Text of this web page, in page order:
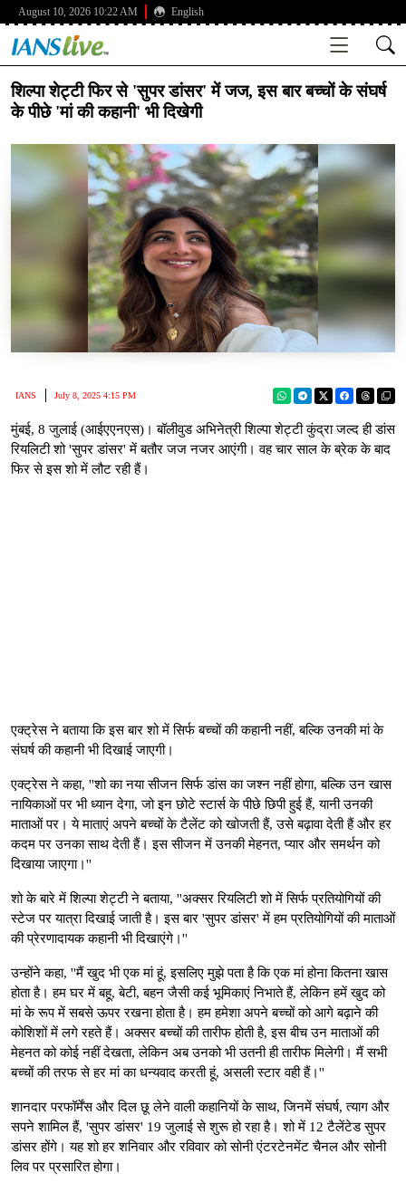
August 10, 2026 10:22 AM English
शिल्पा शेट्टी फिर से 'सुपर डांसर' में जज, इस बार बच्चों के संघर्ष
के पीछे 'मां की कहानी' भी दिखेगी
IANS July 8, 2025 4:15 PM
मुंबई, 8 जुलाई (आईएएनएस)। बॉलीवुड अभिनेत्री शिल्पा शेट्टी कुंद्रा जल्द ही डांस
रियलिटी शो 'सुपर डांसर' में बतौर जज नजर आएंगी। वह चार साल के ब्रेक के बाद
फिर से इस शो में लौट रही हैं।
एक्ट्रेस ने बताया कि इस बार शो में सिर्फ बच्चों की कहानी नहीं, बल्कि उनकी मां के
संघर्ष की कहानी भी दिखाई जाएगी।
एक्ट्रेस ने कहा, ''शो का नया सीजन सिर्फ डांस का जश्न नहीं होगा, बल्कि उन खास
नायिकाओं पर भी ध्यान देगा, जो इन छोटे स्टार्स के पीछे छिपी हुई हैं, यानी उनकी
माताओं पर। ये माताएं अपने बच्चों के टैलेंट को खोजती हैं, उसे बढ़ावा देती हैं और हर
कदम पर उनका साथ देती हैं। इस सीजन में उनकी मेहनत, प्यार और समर्थन को
दिखाया जाएगा।''
शो के बारे में शिल्पा शेट्टी ने बताया, ''अक्सर रियलिटी शो में सिर्फ प्रतियोगियों की
स्टेज पर यात्रा दिखाई जाती है। इस बार 'सुपर डांसर' में हम प्रतियोगियों की माताओं
की प्रेरणादायक कहानी भी दिखाएंगे।''
उन्होंने कहा, ''मैं खुद भी एक मां हूं, इसलिए मुझे पता है कि एक मां होना कितना खास
होता है। हम घर में बहू, बेटी, बहन जैसी कई भूमिकाएं निभाते हैं, लेकिन हमें खुद को
मां के रूप में सबसे ऊपर रखना होता है। हम हमेशा अपने बच्चों को आगे बढ़ाने की
कोशिशों में लगे रहते हैं। अक्सर बच्चों की तारीफ होती है, इस बीच उन माताओं की
मेहनत को कोई नहीं देखता, लेकिन अब उनको भी उतनी ही तारीफ मिलेगी। मैं सभी
बच्चों की तरफ से हर मां का धन्यवाद करती हूं, असली स्टार वही हैं।''
शानदार परफॉर्मेंस और दिल छू लेने वाली कहानियों के साथ, जिनमें संघर्ष, त्याग और
सपने शामिल हैं, 'सुपर डांसर' 19 जुलाई से शुरू हो रहा है। शो में 12 टैलेंटेड सुपर
डांसर होंगे। यह शो हर शनिवार और रविवार को सोनी एंटरटेनमेंट चैनल और सोनी
लिव पर प्रसारित होगा।